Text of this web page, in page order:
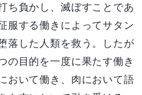
ち負かし、滅ぼすことであ
服する働きによってサタン
落した人類を救う。したが
の目的を一度に果たす働き
おいて働き、肉において語